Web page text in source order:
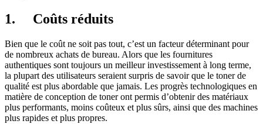
1. Coûts réduits
Bien que le coût ne soit pas tout, c’est un facteur déterminant pour
de nombreux achats de bureau. Alors que les fournitures
authentiques sont toujours un meilleur investissement à long terme,
la plupart des utilisateurs seraient surpris de savoir que le toner de
qualité est plus abordable que jamais. Les progrès technologiques en
matière de conception de toner ont permis d’obtenir des matériaux
plus performants, moins coûteux et plus sûrs, ainsi que des machines
plus rapides et plus propres.